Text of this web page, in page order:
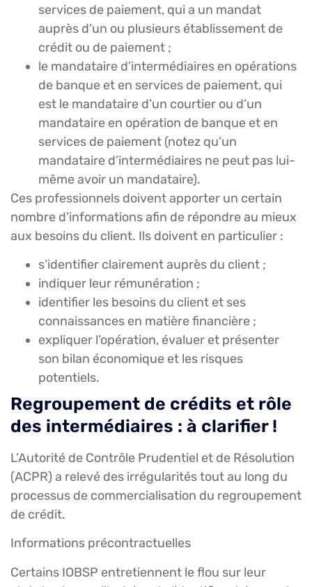
services de paiement, qui a un mandat
auprès d’un ou plusieurs établissement de
crédit ou de paiement ;
le mandataire d’intermédiaires en opérations
de banque et en services de paiement, qui
est le mandataire d’un courtier ou d’un
mandataire en opération de banque et en
services de paiement (notez qu’un
mandataire d’intermédiaires ne peut pas lui-
même avoir un mandataire).
Ces professionnels doivent apporter un certain
nombre d’informations afin de répondre au mieux
aux besoins du client. Ils doivent en particulier :
s’identifier clairement auprès du client ;
indiquer leur rémunération ;
identifier les besoins du client et ses
connaissances en matière financière ;
expliquer l’opération, évaluer et présenter
son bilan économique et les risques
potentiels.
Regroupement de crédits et rôle
des intermédiaires : à clarifier !
L’Autorité de Contrôle Prudentiel et de Résolution
(ACPR) a relevé des irrégularités tout au long du
processus de commercialisation du regroupement
de crédit.
Informations précontractuelles
Certains IOBSP entretiennent le flou sur leur